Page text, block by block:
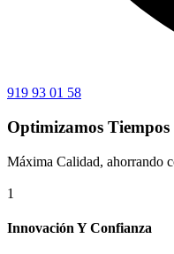
919 93 01 58
Optimizamos Tiempos
Máxima Calidad, ahorrando
1
Innovación Y Confianza